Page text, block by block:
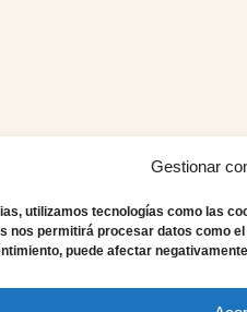
Gestionar
utilizamos tecnologías como las
nos permitirá procesar datos como
puede afectar